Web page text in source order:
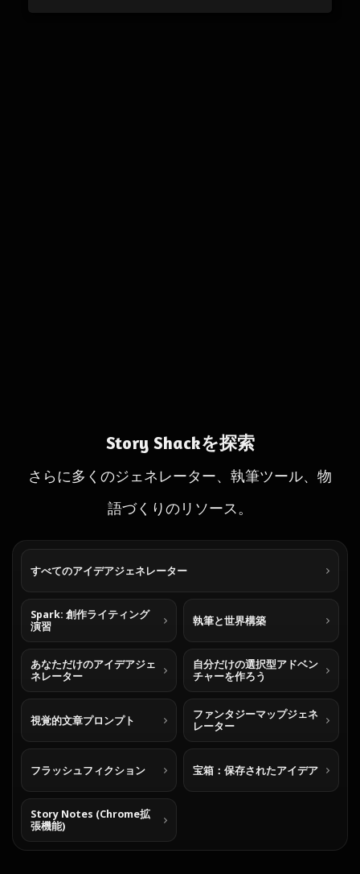
Story Shackを探索
さらに多くのジェネレーター、執筆ツール、物
語づくりのリソース。
すべてのアイデアジェネレーター
Spark: 創作ライティング
演習
執筆と世界構築
あなただけのアイデアジェ
ネレーター
自分だけの選択型アドベン
チャーを作ろう
視覚的文章プロンプト
ファンタジーマップジェネ
レーター
フラッシュフィクション 宝箱：保存されたアイデア
Story Notes (Chrome拡
張機能)